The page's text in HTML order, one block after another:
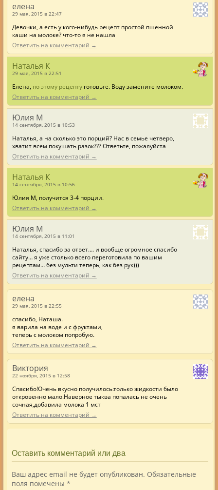
елена
29 мая, 2015 в 22:47
Девочки, а есть у кого-нибудь рецепт простой пшенной
каши на молоке? что-то я не нашла
Ответить на комментарий →
Наталья К
29 мая, 2015 в 22:51
Елена, по этому рецептуготовьте. Воду замените молоком.
Ответить на комментарий →
Юлия М
14 сентября, 2015 в 10:53
Наталья, а на сколько это порций? Нас в семье четверо,
хватит всем покушать разок??? Ответьте, пожалуйста
Ответить на комментарий →
Наталья К
14 сентября, 2015 в 10:56
Юлия М, получится 3-4 порции.
Ответить на комментарий →
Юлия М
14 сентября, 2015 в 11:01
Наталья, спасибо за ответ…. и вообще огромное спасибо
сайту… я уже столько всего переготовила по вашим
рецептам… без мульти теперь, как без рук)))
Ответить на комментарий →
елена
29 мая, 2015 в 22:55
спасибо, Наташа.
я варила на воде и с фруктами,
теперь с молоком попробую.
Ответить на комментарий →
Виктория
22 ноября, 2015 в 12:58
Спасибо!Очень вкусно получилось.только жидкости было
откровенно мало.Наверное тыква попалась не очень
сочная,добавила молока 1 мст
Ответить на комментарий →
Оставить комментарий или два
Ваш адрес email не будет опубликован. Обязательные
поля помечены *